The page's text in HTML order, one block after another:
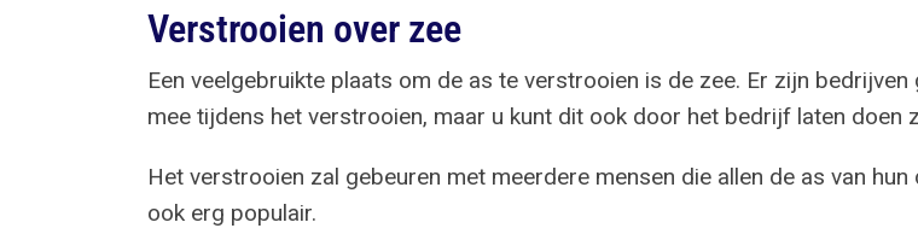
Verstrooien over zee
Een veelgebruikte plaats om de as te verstrooien is de zee. Er zijn
mee tijdens het verstrooien, maar u kunt dit ook door het bedrijf laten doen
Het verstrooien zal gebeuren met meerdere mensen die allen de as van
ook erg populair.